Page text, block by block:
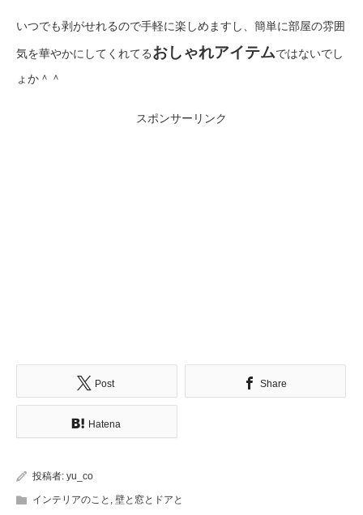
いつでも剥がせれるので手軽に楽しめますし、簡単に部屋の雰囲
気を華やかにしてくれてるおしゃれアイテムではないでし
ょか＾＾
スポンサーリンク
Post Share
Hatena
投稿者: yu_co
インテリアのこと , 壁と窓とドアと